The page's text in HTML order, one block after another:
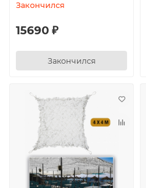
Закончился
15690 ₽
Закончился